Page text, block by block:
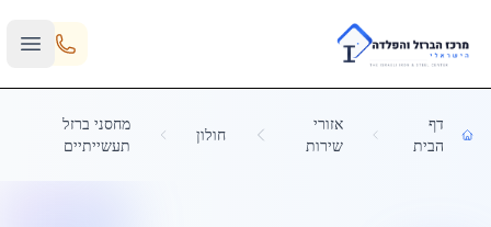
Skip to main content
דף
הבית
אזורי
שירות
חולון
מחסני ברזל
תעשייתיים